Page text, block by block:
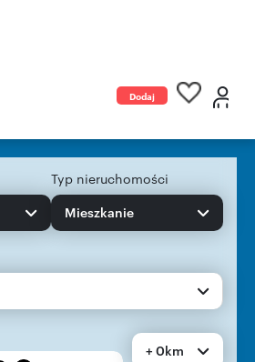
Dodaj
Typ nieruchomości
Mieszkanie
+ 0km